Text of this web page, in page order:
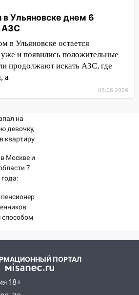
холодную воду
двоих участников
схемы при ЦГКБ
на 7 и 8 лет
сбили над
и Саратовской
уверовала в
директора фирмы
неуплату налогов на 48
на питбайке сбил
пострадали двое
ожидается
четверг
при развороте
пятая женщина и каждый
в мире сталкиваются с
в Ульяновске днем 6
АЗС
в Ульяновске остается
и появились положительные
продолжают искать АЗС, где
а
06.08.2026
на
девочку,
квартиру
Москве и
7
ПОРТАЛ
18+